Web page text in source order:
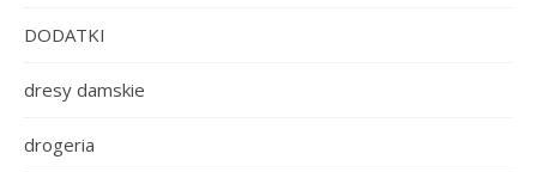
DODATKI
dresy damskie
drogeria